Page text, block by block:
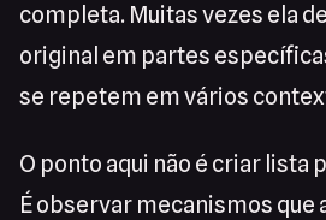
completa. Muitas vezes ela
original em partes
se repetem em vários
O ponto aqui não é criar lista
É observar mecanismos que